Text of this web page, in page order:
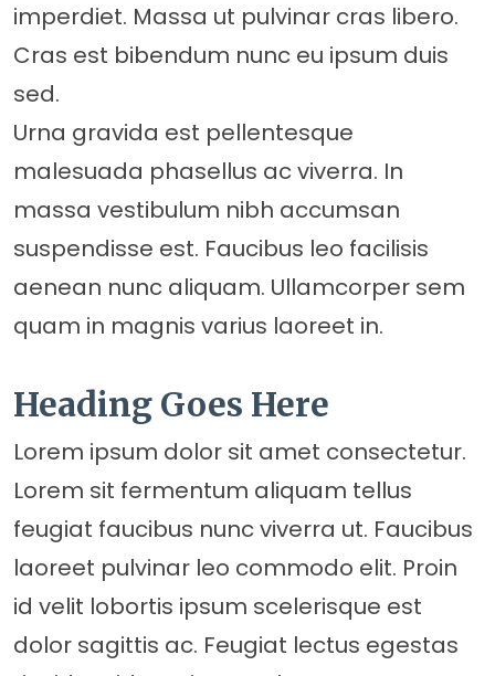
imperdiet. Massa ut pulvinar cras libero.
Cras est bibendum nunc eu ipsum duis
sed.
Urna gravida est pellentesque
malesuada phasellus ac viverra. In
massa vestibulum nibh accumsan
suspendisse est. Faucibus leo facilisis
aenean nunc aliquam. Ullamcorper sem
quam in magnis varius laoreet in.
Heading Goes Here
Lorem ipsum dolor sit amet consectetur.
Lorem sit fermentum aliquam tellus
feugiat faucibus nunc viverra ut. Faucibus
laoreet pulvinar leo commodo elit. Proin
id velit lobortis ipsum scelerisque est
dolor sagittis ac. Feugiat lectus egestas